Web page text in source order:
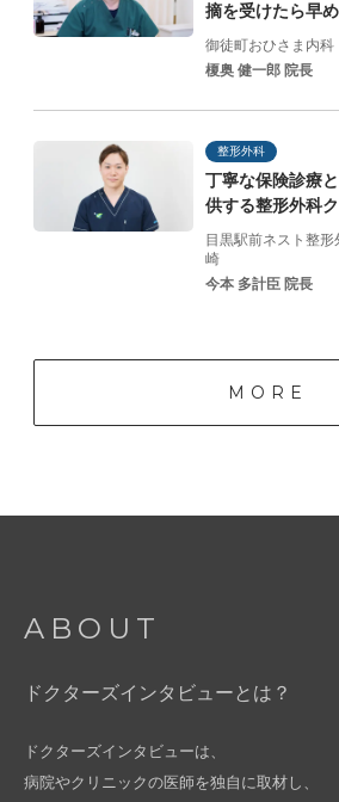
摘を受けたら早
御徒町おひさま内科
榎奥 健一郎 院長
整形外科
丁寧な保険診療と
供する整形外科
目黒駅前ネスト整
崎
今本 多計臣 院長
MORE
ABOUT
ドクターズインタビューとは？
ドクターズインタビューは、
病院やクリニックの医師を独自に取材し、